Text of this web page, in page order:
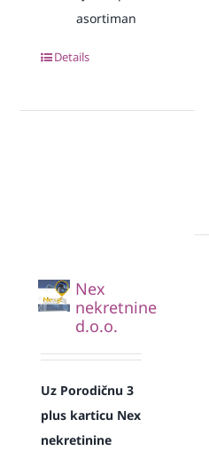
asortiman
Details
Nex
nekretnine
d.o.o.
Uz Porodičnu 3
plus karticu Nex
nekretinine